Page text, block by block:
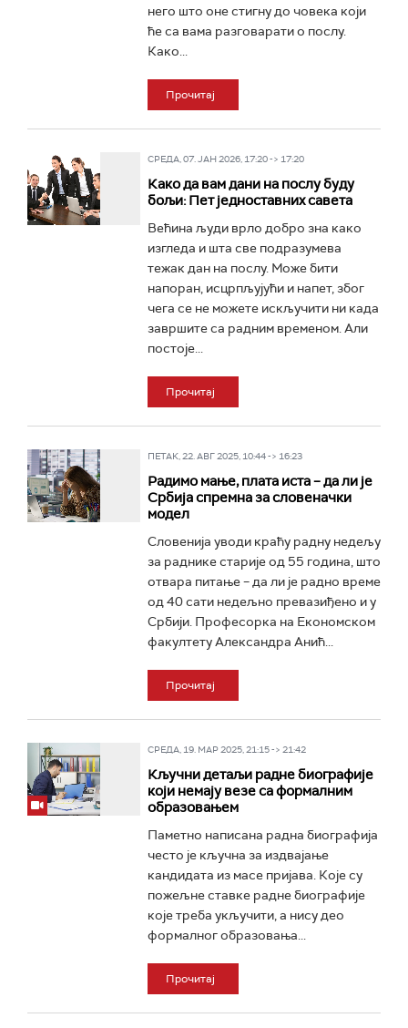
него што оне стигну до човека који
ће са вама разговарати о послу.
Како...
Прочитај
СРЕДА, 07. ЈАН 2026, 17:20 -> 17:20
Како да вам дани на послу буду
бољи: Пет једноставних савета
Већина људи врло добро зна како
изгледа и шта све подразумева
тежак дан на послу. Може бити
напоран, исцрпљујући и напет, због
чега се не можете искључити ни када
завршите са радним временом. Али
постоје...
Прочитај
ПЕТАК, 22. АВГ 2025, 10:44 -> 16:23
Радимо мање, плата иста – да ли је
Србија спремна за словеначки
модел
Словенија уводи краћу радну недељу
за раднике старије од 55 година, што
отвара питање – да ли је радно време
од 40 сати недељно превазиђено и у
Србији. Професорка на Економском
факултету Александра Анић...
Прочитај
СРЕДА, 19. МАР 2025, 21:15 -> 21:42
Кључни детаљи радне биографије
који немају везе са формалним
образовањем
Паметно написана радна биографија
често је кључна за издвајање
кандидата из масе пријава. Које су
пожељне ставке радне биографије
које треба укључити, а нису део
формалног образовања...
Прочитај